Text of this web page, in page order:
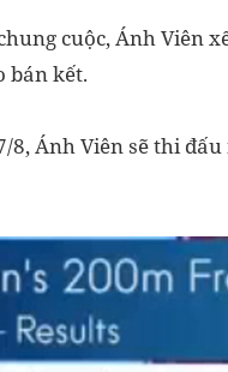
cuộc, Ánh Viên
bán kết.
8, Ánh Viên sẽ thi